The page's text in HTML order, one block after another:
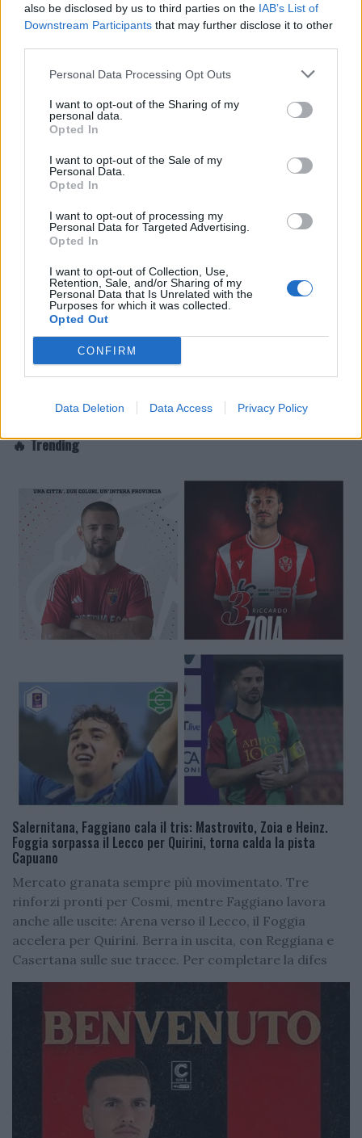
also be disclosed by us to third parties on the IAB’s List of
Downstream Participants that may further disclose it to other
Personal Data Processing Opt Outs
I want to opt-out of the Sharing of my
personal data.
Opted In
I want to opt-out of the Sale of my
Personal Data.
Opted In
I want to opt-out of processing my
Personal Data for Targeted Advertising.
Opted In
I want to opt-out of Collection, Use,
Retention, Sale, and/or Sharing of my
Personal Data that Is Unrelated with the
Purposes for which it was collected.
Opted Out
CONFIRM
Data Deletion Data Access Privacy Policy
🔥 Trending
Salernitana, Faggiano cala il tris: Mastrovito, Zoia e Heinz.
Foggia sorpassa il Lecco per Quirini, torna calda la pista
Capuano
Mercato granata sempre più movimentato. Tre
rinforzi pronti per Cosmi, mentre Faggiano lavora
anche alle uscite: Arena verso il Lecco, il Foggia
accelera per Quirini. Berra in uscita, con Reggiana e
Casertana sulle sue tracce. Per completare la difes